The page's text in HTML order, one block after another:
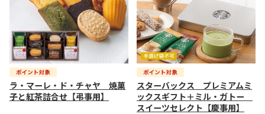
ラ・マーレ・ド・チャヤ 焼菓
子と紅茶詰合せ【弔事用】
スターバックス プレミアムミ
ックスギフト＋ミル・ガトー
スイーツセレクト【慶事用】